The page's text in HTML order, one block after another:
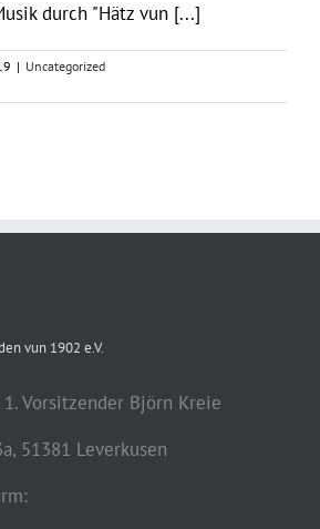
durch "Hätz vun [...]
| Uncategorized
vun 1902 e.V.
1. Vorsitzender Björn Kreie
51381 Leverkusen